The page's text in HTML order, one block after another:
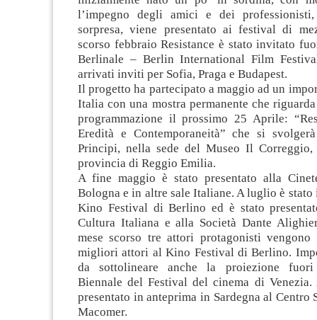
l’impegno degli amici e dei
sorpresa, viene presentato ai festival di
scorso febbraio Resistance è stato invitato
Berlinale – Berlin International Film
arrivati inviti per Sofia, Praga e Budapest.
Il progetto ha partecipato a maggio ad un
Italia con una mostra permanente che
programmazione il prossimo 25 Aprile:
Eredità e Contemporaneità” che si
Principi, nella sede del Museo Il
provincia di Reggio Emilia.
A fine maggio è stato presentato alla
Bologna e in altre sale Italiane. A luglio è
Kino Festival di Berlino ed è stato
Cultura Italiana e alla Società Dante
mese scorso tre attori protagonisti vengono
migliori attori al Kino Festival di Berlino.
da sottolineare anche la proiezione
Biennale del Festival del cinema di
presentato in anteprima in Sardegna al
Macomer.